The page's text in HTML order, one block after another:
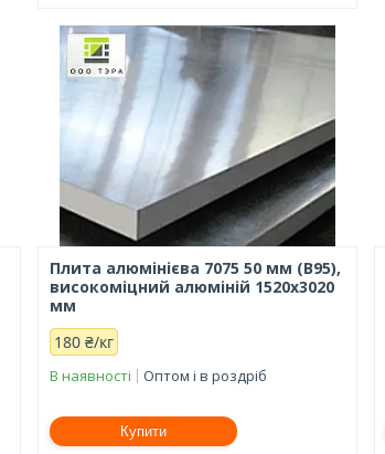
Плита алюмінієва 7075 50 мм (В95),
високоміцний алюміній 1520х3020
мм
180 ₴/кг
В наявності Оптом і в роздріб
Купити